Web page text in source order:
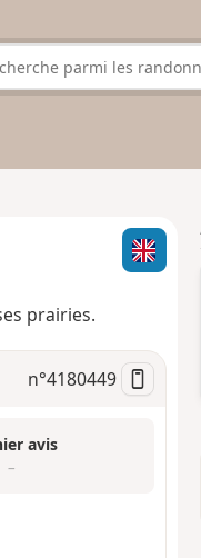
prairies.
n°4180449
avis
–